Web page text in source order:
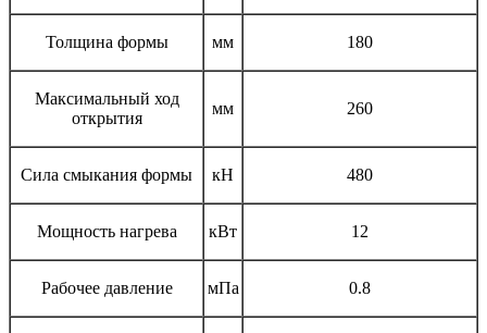
Толщина формы мм 180
Максимальный ход
открытия
мм 260
Сила смыкания формы кН 480
Мощность нагрева кВт 12
Рабочее давление мПа 0.8